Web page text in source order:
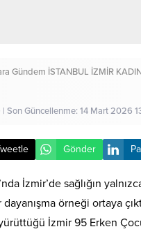
Gündem İSTANBUL İZMİR
Son Güncellenme: 14 Mart 2026
Gönder
İzmir’de sağlığın
örneği ortaya
İzmir 95 Erken